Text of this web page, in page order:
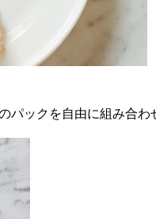
パックを自由に組み合わ